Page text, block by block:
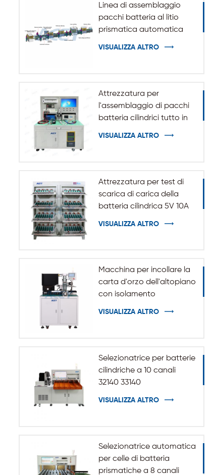
Linea di assemblaggio
pacchi batteria al litio
prismatica automatica
VISUALIZZA ALTRO
Attrezzatura per
l'assemblaggio di pacchi
batteria cilindrici tutto in
VISUALIZZA ALTRO
Attrezzatura per test di
scarica di carica della
batteria cilindrica 5V 10A
VISUALIZZA ALTRO
Macchina per incollare la
carta d'orzo dell'altopiano
con isolamento
VISUALIZZA ALTRO
Selezionatrice per batterie
cilindriche a 10 canali
32140 33140
VISUALIZZA ALTRO
Selezionatrice automatica
per celle di batteria
prismatiche a 8 canali